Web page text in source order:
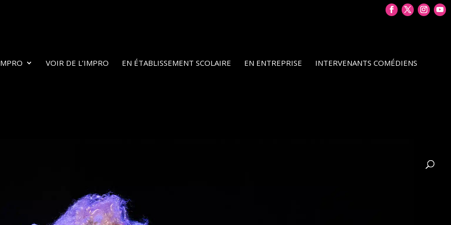
VOIR DE L’IMPRO EN ÉTABLISSEMENT SCOLAIRE EN ENTREPRISE INTERVENANTS COMÉDIENS